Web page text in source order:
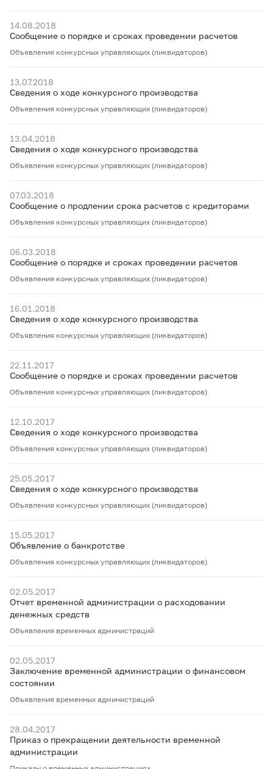
14.08.2018
Сообщение о порядке и сроках проведении расчетов
Объявления конкурсных управляющих (ликвидаторов)
13.07.2018
Сведения о ходе конкурсного производства
Объявления конкурсных управляющих (ликвидаторов)
13.04.2018
Сведения о ходе конкурсного производства
Объявления конкурсных управляющих (ликвидаторов)
07.03.2018
Сообщение о продлении срока расчетов с кредиторами
Объявления конкурсных управляющих (ликвидаторов)
06.03.2018
Сообщение о порядке и сроках проведении расчетов
Объявления конкурсных управляющих (ликвидаторов)
16.01.2018
Сведения о ходе конкурсного производства
Объявления конкурсных управляющих (ликвидаторов)
22.11.2017
Сообщение о порядке и сроках проведении расчетов
Объявления конкурсных управляющих (ликвидаторов)
12.10.2017
Сведения о ходе конкурсного производства
Объявления конкурсных управляющих (ликвидаторов)
25.05.2017
Сведения о ходе конкурсного производства
Объявления конкурсных управляющих (ликвидаторов)
15.05.2017
Объявление о банкротстве
Объявления конкурсных управляющих (ликвидаторов)
02.05.2017
Отчет временной администрации о расходовании
денежных средств
Объявления временных администраций
02.05.2017
Заключение временной администрации о финансовом
состоянии
Объявления временных администраций
28.04.2017
Приказ о прекращении деятельности временной
администрации